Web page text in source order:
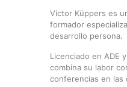
Victor Küppers es
formador
desarrollo persona.
Licenciado en ADE
combina su labor
conferencias en las